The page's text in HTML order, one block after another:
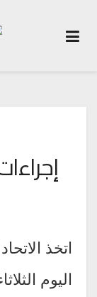
اتخذ
اليوم